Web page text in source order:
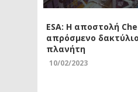
ESA: Η αποστολή
απρόσμενο
πλανήτη
10/02/2023